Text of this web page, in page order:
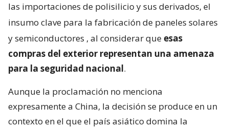
las importaciones de polisilicio y sus derivados, el
insumo clave para la fabricación de paneles solares
y semiconductores , al considerar que esas
compras del exterior representan una amenaza
para la seguridad nacional.
Aunque la proclamación no menciona
expresamente a China, la decisión se produce en un
contexto en el que el país asiático domina la